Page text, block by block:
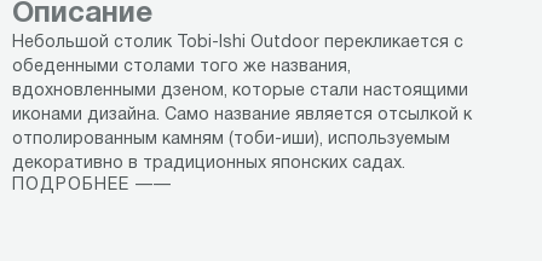
Описание
Небольшой столик Tobi-Ishi Outdoor перекликается с
обеденными столами того же названия,
вдохновленными дзеном, которые стали настоящими
иконами дизайна. Само название является отсылкой к
отполированным камням (тоби-иши), используемым
декоративно в традиционных японских садах.
ПОДРОБНЕЕ ——